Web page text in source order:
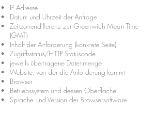
IP-Adresse
Datum und Uhrzeit der Anfrage
Zeitzonendifferenz zur Greenwich Mean Time
(GMT)
Inhalt der Anforderung (konkrete Seite)
Zugriffsstatus/HTTP-Statuscode
jeweils übertragene Datenmenge
Website, von der die Anforderung kommt
Browser
Betriebssystem und dessen Oberfläche
Sprache und Version der Browsersoftware